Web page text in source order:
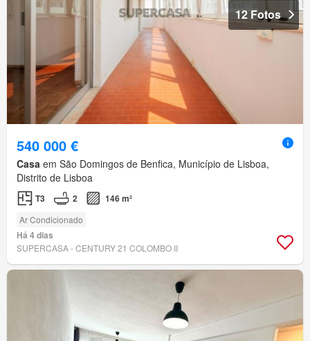
12 Fotos
540 000 €
Casa em São Domingos de Benfica, Município de Lisboa,
Distrito de Lisboa
T3 2 146 m²
Ar Condicionado
Há 4 dias
SUPERCASA - CENTURY 21 COLOMBO II